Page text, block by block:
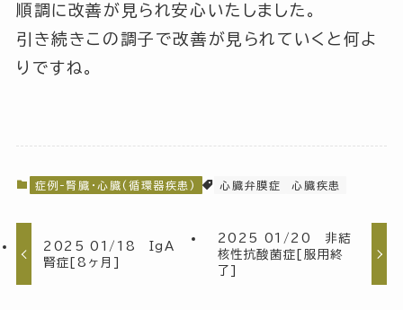
順調に改善が見られ安心いたしました。
引き続きこの調子で改善が見られていくと何よ
りですね。
症例-腎臓・心臓(循環器疾患) 心臓弁膜症 心臓疾患
2025 01/18 IgA
腎症[8ヶ月]
2025 01/20 非結
核性抗酸菌症[服用終
了]